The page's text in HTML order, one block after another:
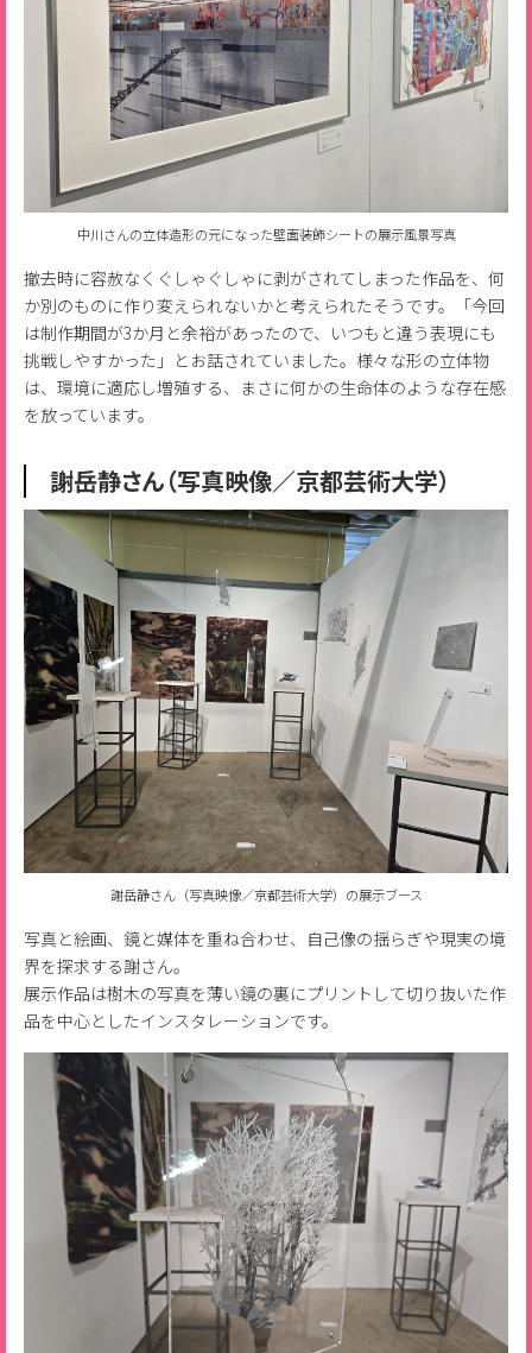
中川さんの立体造形の元になった壁面装飾シートの展示風景写真
撤去時に容赦なくぐしゃぐしゃに剥がされてしまった作品を、何
か別のものに作り変えられないかと考えられたそうです。「今回
は制作期間が3か月と余裕があったので、いつもと違う表現にも
挑戦しやすかった」とお話されていました。様々な形の立体物
は、環境に適応し増殖する、まさに何かの生命体のような存在感
を放っています。
謝岳静さん（写真映像／京都芸術大学）
謝岳静さん（写真映像／京都芸術大学）の展示ブース
写真と絵画、鏡と媒体を重ね合わせ、自己像の揺らぎや現実の境
界を探求する謝さん。
展示作品は樹木の写真を薄い鏡の裏にプリントして切り抜いた作
品を中心としたインスタレーションです。